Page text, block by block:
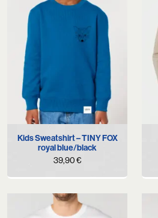
Kids Sweatshirt – TINY FOX
royal blue/black
39,90€